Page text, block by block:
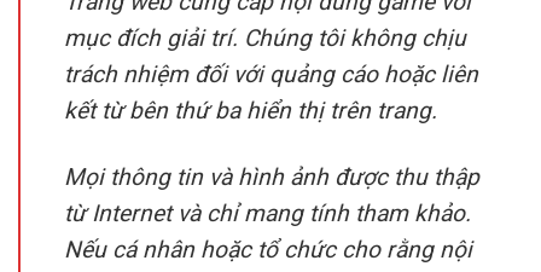
mục đích giải trí. Chúng tôi không chịu
trách nhiệm đối với quảng cáo hoặc liên
kết từ bên thứ ba hiển thị trên trang.
Mọi thông tin và hình ảnh được thu thập
từ Internet và chỉ mang tính tham khảo.
Nếu cá nhân hoặc tổ chức cho rằng nội